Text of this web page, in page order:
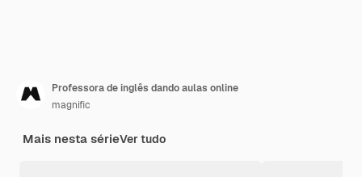
Professora de inglês dando aulas online
magnific
Mais nesta sérieVer tudo